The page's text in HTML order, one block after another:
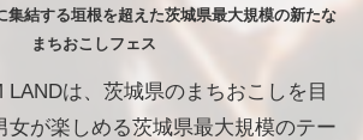
集結する垣根を超えた茨城県最大規模の新たな
まちおこしフェス
LANDは、茨城県のまちおこしを目
女が楽しめる茨城県最大規模のテー